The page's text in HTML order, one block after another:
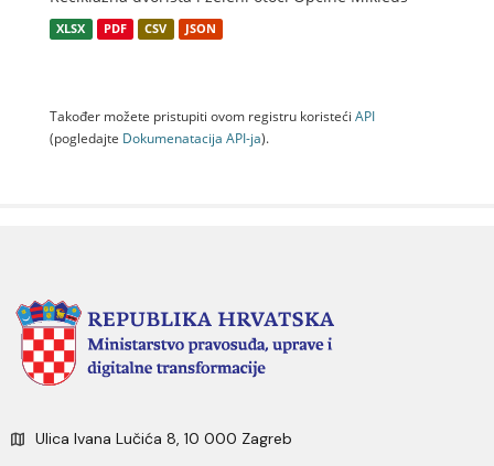
XLSX PDF CSV JSON
Također možete pristupiti ovom registru koristeći API
(pogledajte Dokumenаtаcijа API-jа).